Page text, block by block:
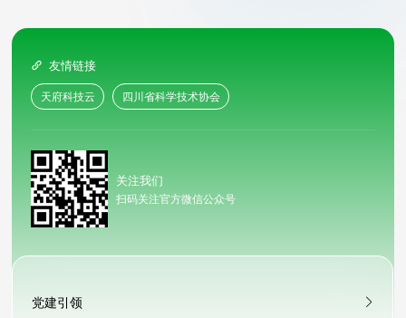
 友情链接
天府科技云 四川省科学技术协会
关注我们
扫码关注官方微信公众号
党建引领